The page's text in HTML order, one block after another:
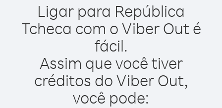
Ligar para República
Tcheca com o Viber Out é
fácil.
Assim que você tiver
créditos do Viber Out,
você pode: